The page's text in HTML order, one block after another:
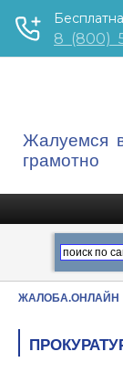
Жалуемся
грамотно
ЖАЛОБА.ОНЛАЙН